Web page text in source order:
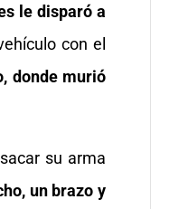
le disparó a
con el
donde murió
su arma
un brazo y